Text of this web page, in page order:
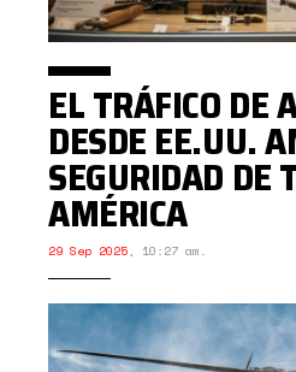
EL TRÁFICO DE
DESDE EE.UU.
SEGURIDAD DE
AMÉRICA
29 Sep 2025, 10:27 am.